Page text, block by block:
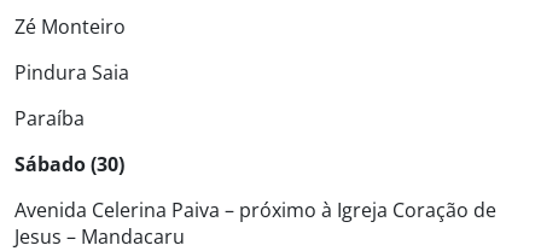
Zé Monteiro
Pindura Saia
Paraíba
Sábado (30)
Avenida Celerina Paiva – próximo à Igreja Coração de
Jesus – Mandacaru